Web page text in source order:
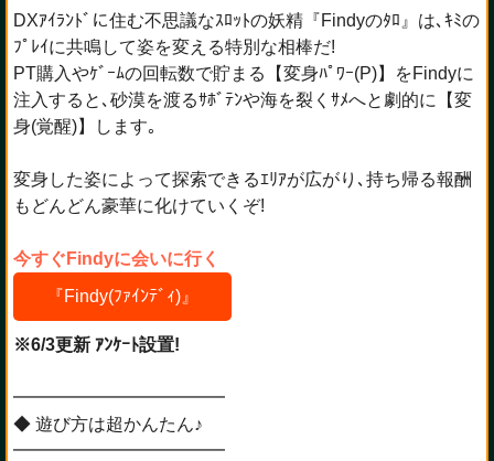
DXｱｲﾗﾝﾄﾞに住む不思議なｽﾛｯﾄの妖精『Findyのﾀﾛ』は､ｷﾐの
ﾌﾟﾚｲに共鳴して姿を変える特別な相棒だ!
PT購入やｹﾞｰﾑの回転数で貯まる【変身ﾊﾟﾜｰ(P)】をFindyに
注入すると､砂漠を渡るｻﾎﾞﾃﾝや海を裂くｻﾒへと劇的に【変
身(覚醒)】します｡
変身した姿によって探索できるｴﾘｱが広がり､持ち帰る報酬
もどんどん豪華に化けていくぞ!
今すぐFindyに会いに行く
『Findy(ﾌｧｲﾝﾃﾞｨ)』
※6/3更新 ｱﾝｹｰﾄ設置!
━━━━━━━━━━━━
◆ 遊び方は超かんたん♪
━━━━━━━━━━━━